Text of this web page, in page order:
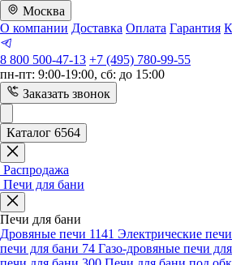
Москва
О компании Доставка Оплата Гарантия
8 800 500-47-13 +7 (495) 780-99-55
пн-пт: 9:00-19:00, сб: до 15:00
Заказать звонок
Каталог 6564
Распродажа
Печи для бани
Печи для бани
Дровяные печи 1141 Электрические печи
печи для бани 74 Газо-дровяные печи